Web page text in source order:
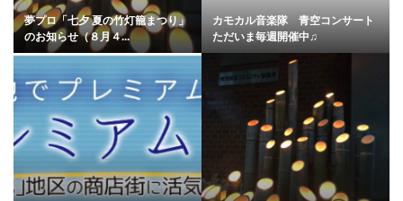
夢プロ「七夕 夏の竹灯籠まつり」
のお知らせ（８月４...
カモカル音楽隊 青空コンサート
ただいま毎週開催中♫